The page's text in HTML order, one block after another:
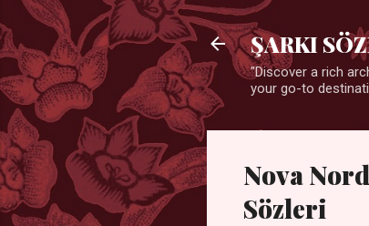
ŞARKI
"Discover a rich
your go-to
Nova
Sözleri